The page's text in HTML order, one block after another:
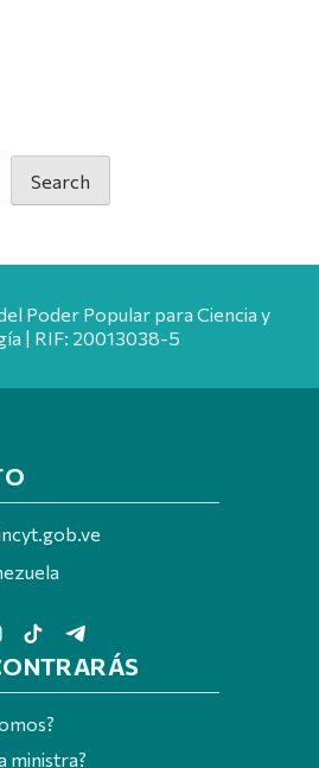
Search
Poder Popular para Ciencia y
| RIF: 20013038-5
ministra?